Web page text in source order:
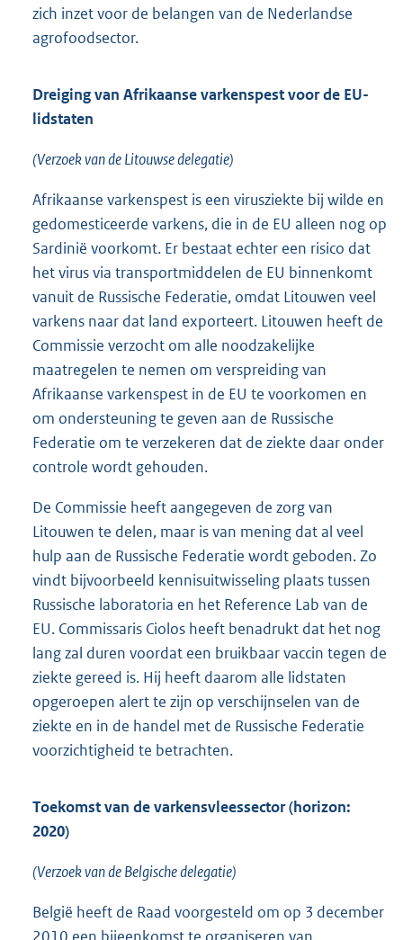
zich inzet voor de belangen van de Nederlandse
agrofoodsector.
Dreiging van Afrikaanse varkenspest voor de EU-
lidstaten
(Verzoek van de Litouwse delegatie)
Afrikaanse varkenspest is een virusziekte bij wilde en
gedomesticeerde varkens, die in de EU alleen nog op
Sardinië voorkomt. Er bestaat echter een risico dat
het virus via transportmiddelen de EU binnenkomt
vanuit de Russische Federatie, omdat Litouwen veel
varkens naar dat land exporteert. Litouwen heeft de
Commissie verzocht om alle noodzakelijke
maatregelen te nemen om verspreiding van
Afrikaanse varkenspest in de EU te voorkomen en
om ondersteuning te geven aan de Russische
Federatie om te verzekeren dat de ziekte daar onder
controle wordt gehouden.
De Commissie heeft aangegeven de zorg van
Litouwen te delen, maar is van mening dat al veel
hulp aan de Russische Federatie wordt geboden. Zo
vindt bijvoorbeeld kennisuitwisseling plaats tussen
Russische laboratoria en het Reference Lab van de
EU. Commissaris Ciolos heeft benadrukt dat het nog
lang zal duren voordat een bruikbaar vaccin tegen de
ziekte gereed is. Hij heeft daarom alle lidstaten
opgeroepen alert te zijn op verschijnselen van de
ziekte en in de handel met de Russische Federatie
voorzichtigheid te betrachten.
Toekomst van de varkensvleessector (horizon:
2020)
(Verzoek van de Belgische delegatie)
België heeft de Raad voorgesteld om op 3 december